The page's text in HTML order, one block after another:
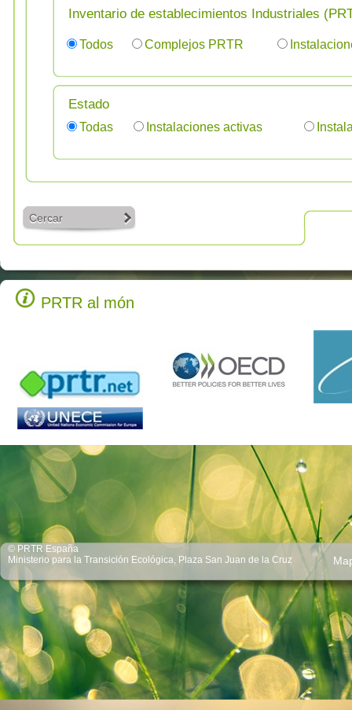
Inventario de establecimientos Industriales
Todos Complejos PRTR
Estado
Todas Instalaciones activas
Cercar
PRTR al món
© PRTR España
Ministerio para la Transición Ecológica, Plaza San Juan de la Cruz